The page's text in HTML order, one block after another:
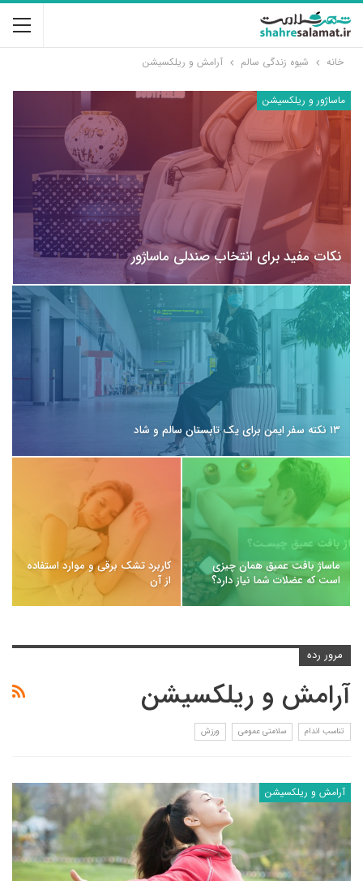
خانه شیوه زندگی سالم آرامش و ریلکسیشن
ماساژور و ریلکسیشن
نکات مفید برای انتخاب صندلی ماساژور
۱۳ نکته سفر ایمن برای یک تابستان سالم و شاد
ماساژ بافت عمیق همان چیزی
است که عضلات شما نیاز دارد؟
کاربرد تشک برقی و موارد استفاده
از آن
مرور رده
آرامش و ریلکسیشن
تناسب اندام سلامتی عمومی ورزش
آرامش و ریلکسیشن